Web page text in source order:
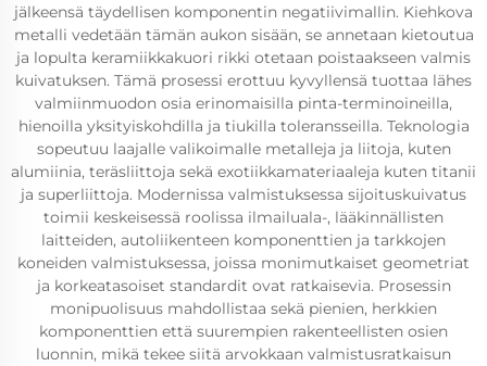
jälkeensä täydellisen komponentin negatiivimallin. Kiehkova
metalli vedetään tämän aukon sisään, se annetaan kietoutua
ja lopulta keramiikkakuori rikki otetaan poistaakseen valmis
kuivatuksen. Tämä prosessi erottuu kyvyllensä tuottaa lähes
valmiinmuodon osia erinomaisilla pinta-terminoineilla,
hienoilla yksityiskohdilla ja tiukilla toleransseilla. Teknologia
sopeutuu laajalle valikoimalle metalleja ja liitoja, kuten
alumiinia, teräsliittoja sekä exotiikkamateriaaleja kuten titanii
ja superliittoja. Modernissa valmistuksessa sijoituskuivatus
toimii keskeisessä roolissa ilmailuala-, lääkinnällisten
laitteiden, autoliikenteen komponenttien ja tarkkojen
koneiden valmistuksessa, joissa monimutkaiset geometriat
ja korkeatasoiset standardit ovat ratkaisevia. Prosessin
monipuolisuus mahdollistaa sekä pienien, herkkien
komponenttien että suurempien rakenteellisten osien
luonnin, mikä tekee siitä arvokkaan valmistusratkaisun